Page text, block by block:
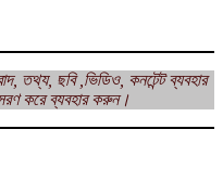
তথ্য, ছবি ,ভিডিও, কনটেন্ট ব্যবহার
করে ব্যবহার করুন।